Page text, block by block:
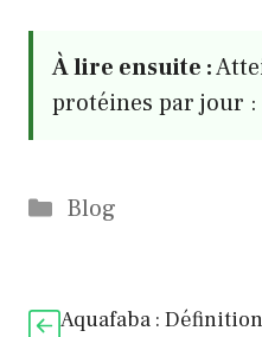
À lire ensuite :
protéines par jour
Catégories
Blog
Aquafaba :